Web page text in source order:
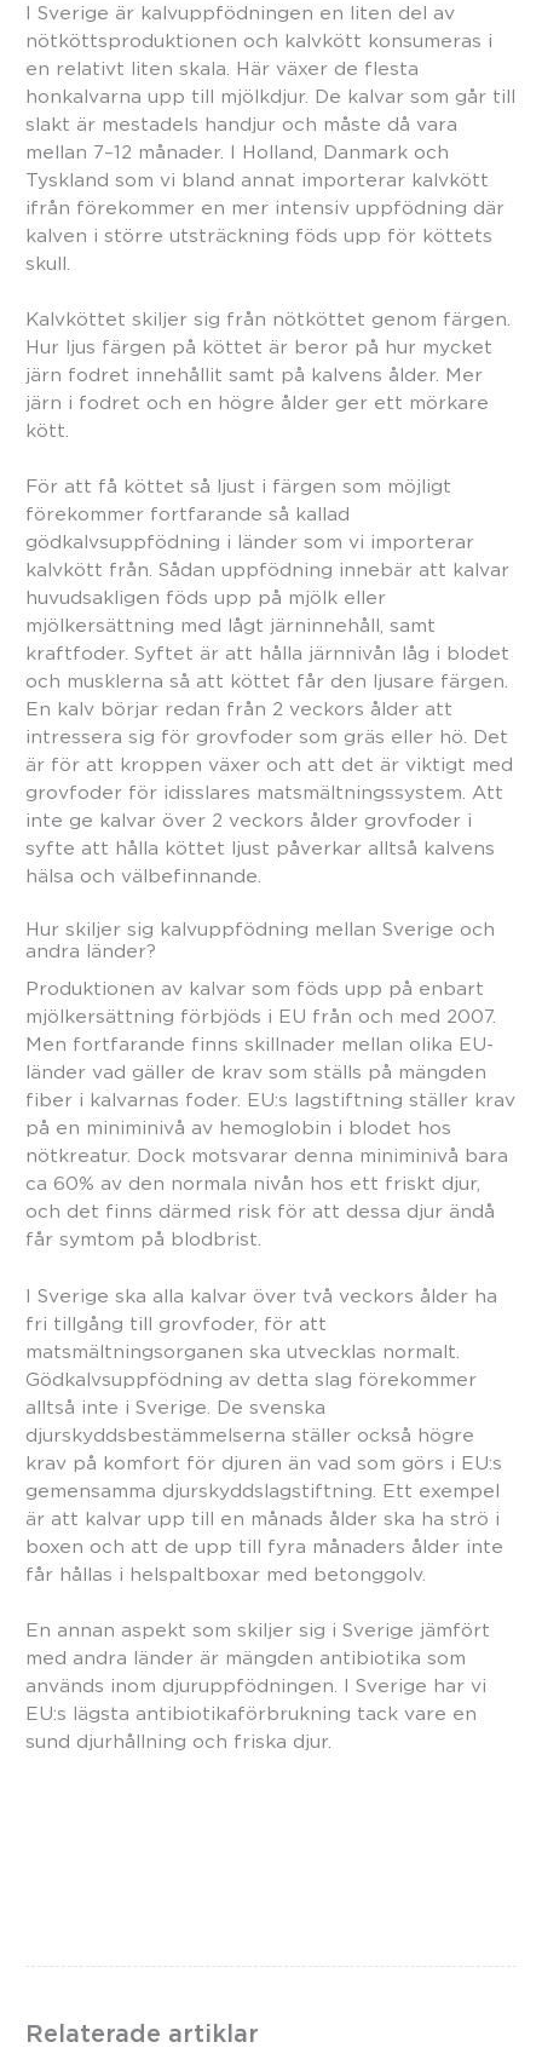
I Sverige är kalvuppfödningen en liten del av
nötköttsproduktionen och kalvkött konsumeras i
en relativt liten skala. Här växer de flesta
honkalvarna upp till mjölkdjur. De kalvar som går till
slakt är mestadels handjur och måste då vara
mellan 7–12 månader. I Holland, Danmark och
Tyskland som vi bland annat importerar kalvkött
ifrån förekommer en mer intensiv uppfödning där
kalven i större utsträckning föds upp för köttets
skull.
Kalvköttet skiljer sig från nötköttet genom färgen.
Hur ljus färgen på köttet är beror på hur mycket
järn fodret innehållit samt på kalvens ålder. Mer
järn i fodret och en högre ålder ger ett mörkare
kött.
För att få köttet så ljust i färgen som möjligt
förekommer fortfarande så kallad
gödkalvsuppfödning i länder som vi importerar
kalvkött från. Sådan uppfödning innebär att kalvar
huvudsakligen föds upp på mjölk eller
mjölkersättning med lågt järninnehåll, samt
kraftfoder. Syftet är att hålla järnnivån låg i blodet
och musklerna så att köttet får den ljusare färgen.
En kalv börjar redan från 2 veckors ålder att
intressera sig för grovfoder som gräs eller hö. Det
är för att kroppen växer och att det är viktigt med
grovfoder för idisslares matsmältningssystem. Att
inte ge kalvar över 2 veckors ålder grovfoder i
syfte att hålla köttet ljust påverkar alltså kalvens
hälsa och välbefinnande.
Hur skiljer sig kalvuppfödning mellan Sverige och
andra länder?
Produktionen av kalvar som föds upp på enbart
mjölkersättning förbjöds i EU från och med 2007.
Men fortfarande finns skillnader mellan olika EU-
länder vad gäller de krav som ställs på mängden
fiber i kalvarnas foder. EU:s lagstiftning ställer krav
på en miniminivå av hemoglobin i blodet hos
nötkreatur. Dock motsvarar denna miniminivå bara
ca 60% av den normala nivån hos ett friskt djur,
och det finns därmed risk för att dessa djur ändå
får symtom på blodbrist.
I Sverige ska alla kalvar över två veckors ålder ha
fri tillgång till grovfoder, för att
matsmältningsorganen ska utvecklas normalt.
Gödkalvsuppfödning av detta slag förekommer
alltså inte i Sverige. De svenska
djurskyddsbestämmelserna ställer också högre
krav på komfort för djuren än vad som görs i EU:s
gemensamma djurskyddslagstiftning. Ett exempel
är att kalvar upp till en månads ålder ska ha strö i
boxen och att de upp till fyra månaders ålder inte
får hållas i helspaltboxar med betonggolv.
En annan aspekt som skiljer sig i Sverige jämfört
med andra länder är mängden antibiotika som
används inom djuruppfödningen. I Sverige har vi
EU:s lägsta antibiotikaförbrukning tack vare en
sund djurhållning och friska djur.
Relaterade artiklar